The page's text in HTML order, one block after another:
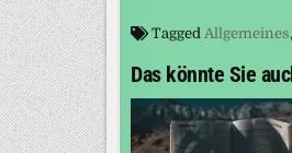
Tagged Allgemeines,
Das könnte Sie